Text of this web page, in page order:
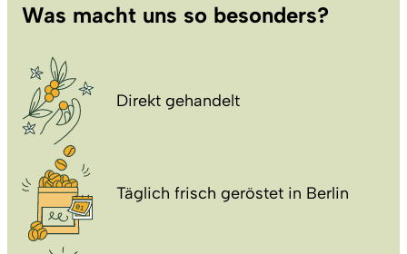
Was macht uns so besonders?
Direkt gehandelt
Täglich frisch geröstet in Berlin